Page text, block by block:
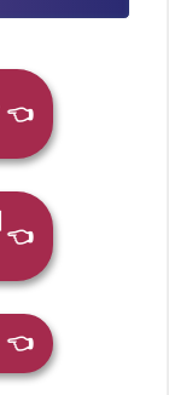
👈
👈
👈